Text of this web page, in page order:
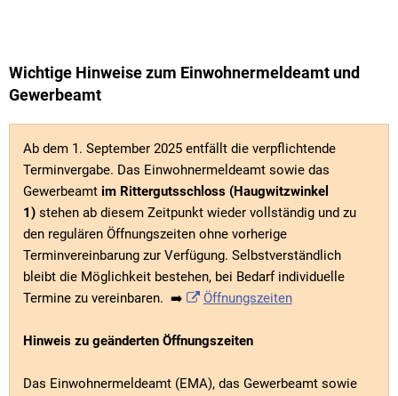
Wichtige Hinweise zum Einwohnermeldeamt und
Gewerbeamt
Ab dem 1. September 2025 entfällt die verpflichtende
Terminvergabe. Das Einwohnermeldeamt sowie das
Gewerbeamt im Rittergutsschloss (Haugwitzwinkel
1) stehen ab diesem Zeitpunkt wieder vollständig und zu
den regulären Öffnungszeiten ohne vorherige
Terminvereinbarung zur Verfügung. Selbstverständlich
bleibt die Möglichkeit bestehen, bei Bedarf individuelle
Termine zu vereinbaren. ➡️
Öffnungszeiten
Hinweis zu geänderten Öffnungszeiten
Das Einwohnermeldeamt (EMA), das Gewerbeamt sowie